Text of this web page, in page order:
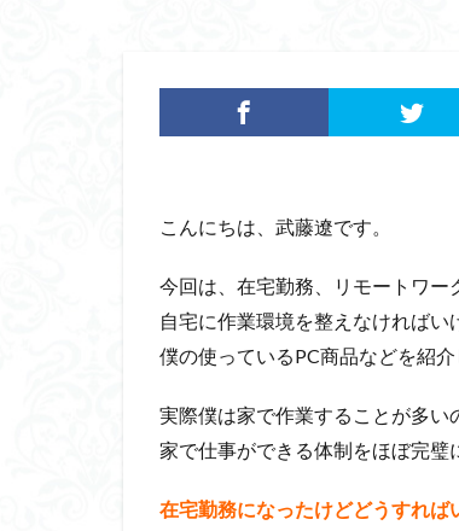
こんにちは、武藤遼です。
今回は、在宅勤務、リモートワー
自宅に作業環境を整えなければい
僕の使っているPC商品などを紹介
実際僕は家で作業することが多い
家で仕事ができる体制をほぼ完璧
在宅勤務になったけどどうすれば